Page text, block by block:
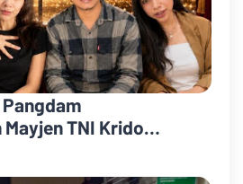
TNI Krido
Singing Competition